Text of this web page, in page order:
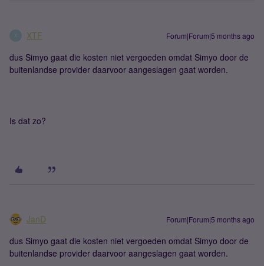
XTF Forum|Forum|5 months ago
dus Simyo gaat die kosten niet vergoeden omdat Simyo door de
buitenlandse provider daarvoor aangeslagen gaat worden.
Is dat zo?
JanD Forum|Forum|5 months ago
dus Simyo gaat die kosten niet vergoeden omdat Simyo door de
buitenlandse provider daarvoor aangeslagen gaat worden.